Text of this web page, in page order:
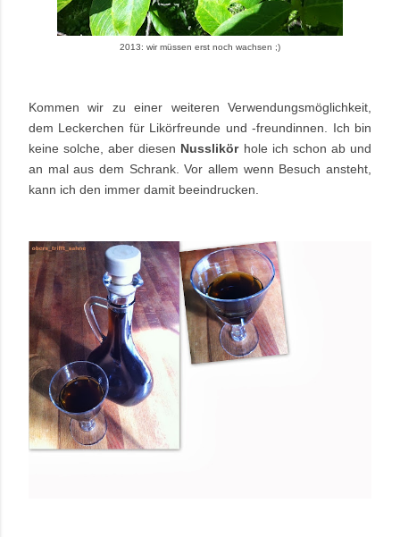
2013: wir müssen erst noch wachsen ;)
Kommen wir zu einer weiteren Verwendungsmöglichkeit,
dem Leckerchen für Likörfreunde und -freundinnen. Ich bin
keine solche, aber diesen Nusslikör hole ich schon ab und
an mal aus dem Schrank. Vor allem wenn Besuch ansteht,
kann ich den immer damit beeindrucken.